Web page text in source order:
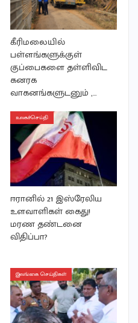
கீரிமலையில்
பள்ளங்களுக்குள்
குப்பைகளை தள்ளிவிட
கனரக
வாகனங்களுடனும் ,…
உலகச்செய்தி
ஈரானில் 21 இஸ்ரேலிய
உளவாளிகள் கைது!
மரண தண்டனை
விதிப்பா?
இலங்கை செய்திகள்